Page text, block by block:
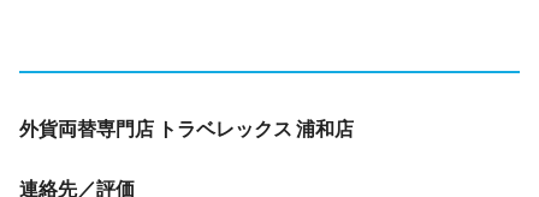
外貨両替専門店 トラベレックス 浦和店
連絡先／評価